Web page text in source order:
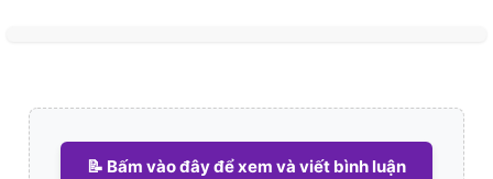
📝 Bấm vào đây để xem và viết bình luận